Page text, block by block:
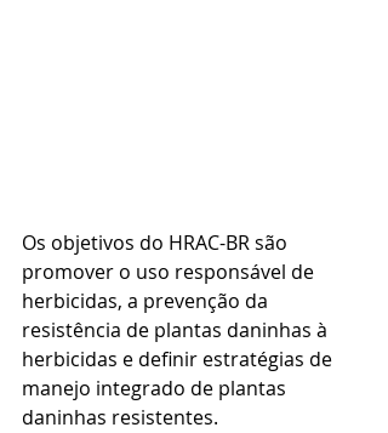
Os objetivos do HRAC-BR são
promover o uso responsável de
herbicidas, a prevenção da
resistência de plantas daninhas à
herbicidas e definir estratégias de
manejo integrado de plantas
daninhas resistentes.